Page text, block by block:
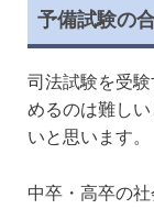
予備試験の
司法試験を受
めるのは難し
いと思います。
中卒・高卒の